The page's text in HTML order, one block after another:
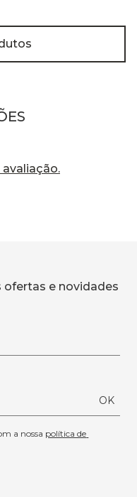
ofertas e novidades
OK
a nossa política de